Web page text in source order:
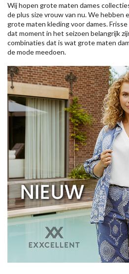
Wij hopen grote maten dames
de plus size vrouw van nu. We hebben
grote maten kleding voor dames.
dat moment in het seizoen belangrijk
combinaties dat is wat grote maten
de mode meedoen.